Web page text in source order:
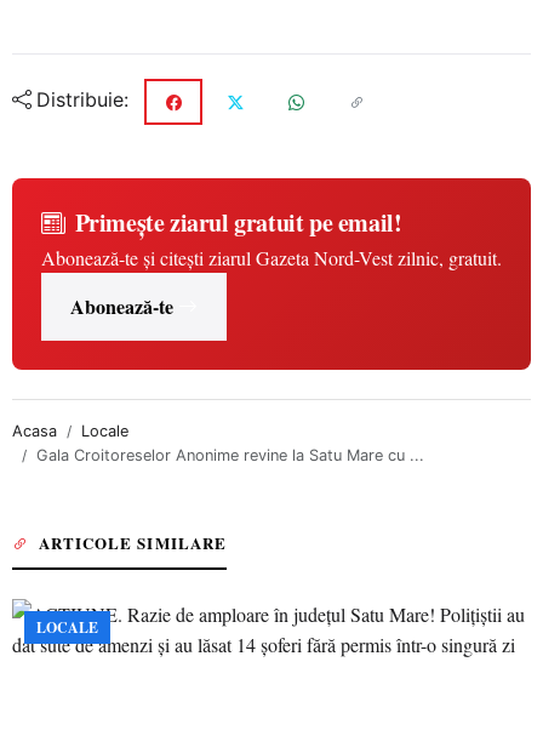
Distribuie:
Primește ziarul gratuit pe email!
Abonează-te și citești ziarul Gazeta Nord-Vest zilnic, gratuit.
Abonează-te
Acasa
Locale
Gala Croitoreselor Anonime revine la Satu Mare cu ...
ARTICOLE SIMILARE
LOCALE